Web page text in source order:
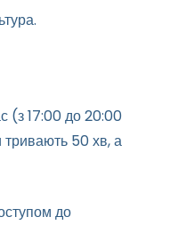
(з 17:00 до 20:00
50 хв, а
до